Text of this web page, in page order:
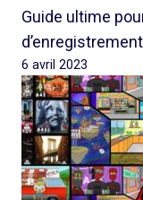
Guide ultime
6 avril 2023